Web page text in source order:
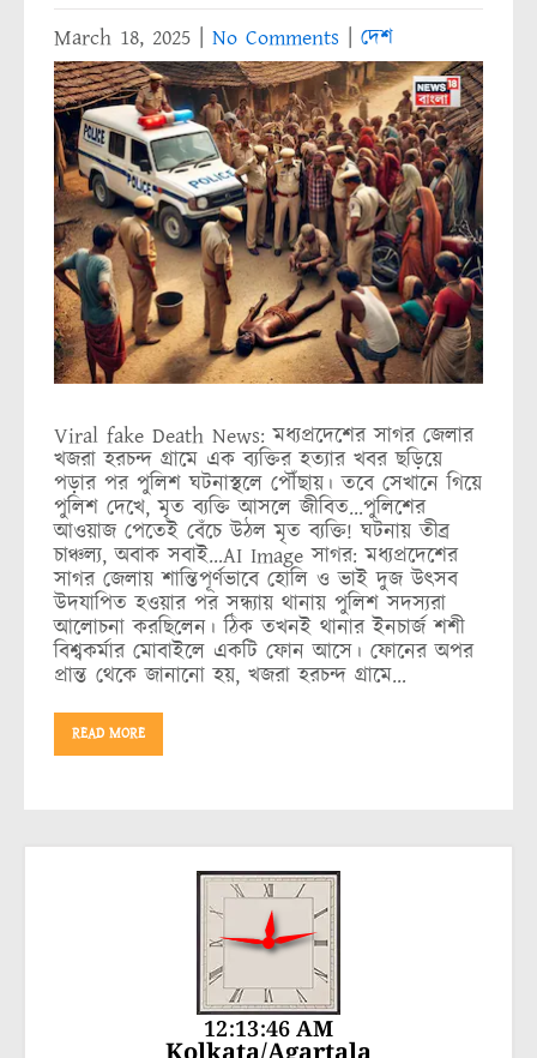
March 18, 2025
No Comments দেশ
Viral fake Death News: মধ্যপ্রদেশের সাগর জেলার
খজরা হরচন্দ গ্রামে এক ব্যক্তির হত্যার খবর ছড়িয়ে
পড়ার পর পুলিশ ঘটনাস্থলে পৌঁছায়। তবে সেখানে গিয়ে
পুলিশ দেখে, মৃত ব্যক্তি আসলে জীবিত…পুলিশের
আওয়াজ পেতেই বেঁচে উঠল মৃত ব্যক্তি! ঘটনায় তীব্র
চাঞ্চল্য, অবাক সবাই…AI Image সাগর: মধ্যপ্রদেশের
সাগর জেলায় শান্তিপূর্ণভাবে হোলি ও ভাই দুজ উৎসব
উদযাপিত হওয়ার পর সন্ধ্যায় থানায় পুলিশ সদস্যরা
আলোচনা করছিলেন। ঠিক তখনই থানার ইনচার্জ শশী
বিশ্বকর্মার মোবাইলে একটি ফোন আসে। ফোনের অপর
প্রান্ত থেকে জানানো হয়, খজরা হরচন্দ গ্রামে…
READ MORE
12:13:47 AM